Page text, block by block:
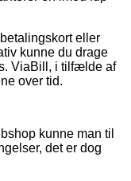
eller
kunne du drage
ViaBill, i tilfælde af
over tid.
kunne man til
det er dog